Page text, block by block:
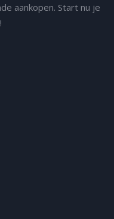
aankopen. Start nu je